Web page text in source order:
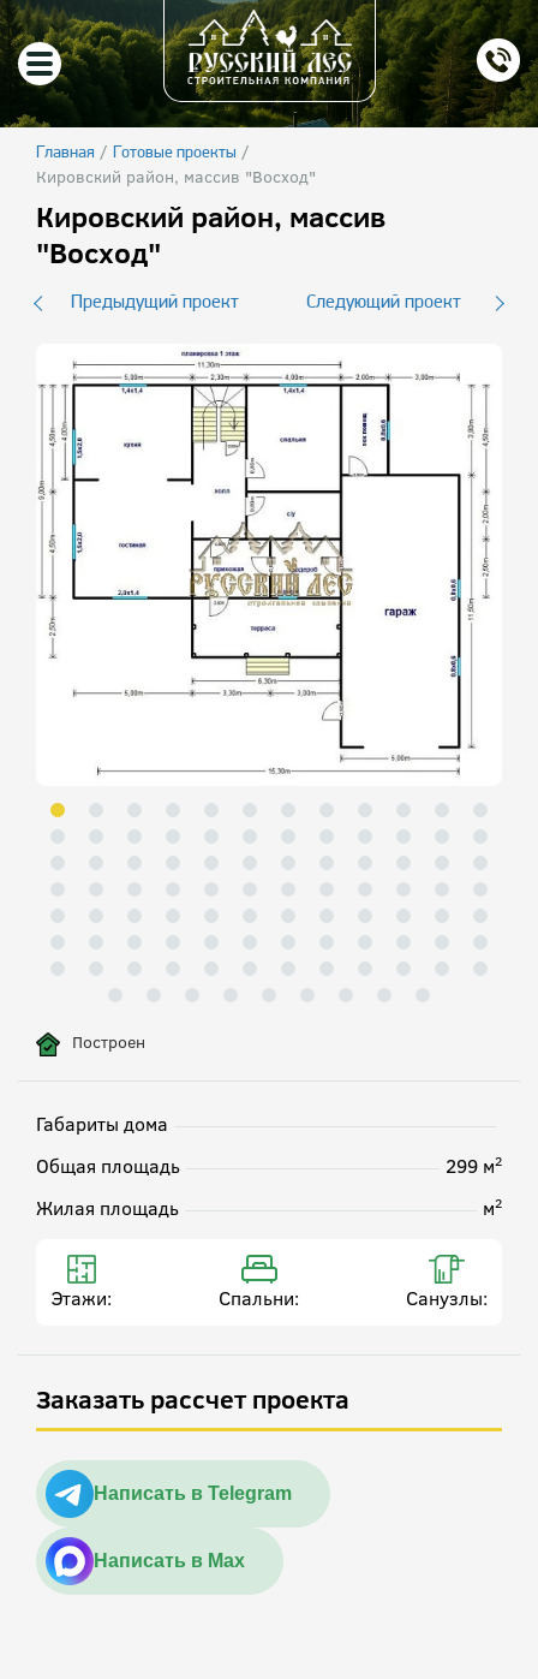
Главная / Готовые проекты /
Кировский район, массив "Восход"
Кировский район, массив
"Восход"
Предыдущий проект Следующий проект
Построен
Габариты дома
Общая площадь
299 м2
Жилая площадь м2
Этажи: Спальни: Санузлы:
Заказать рассчет проекта
Написать в Telegram
Написать в Max